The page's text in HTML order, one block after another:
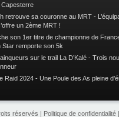
retrouve sa couronne au MRT -
un 2ème MRT !
son 1er titre de championne de
Star remporte son 5k
sur le trail La D’Kalé - Trois
Raid 2024 - Une Poule des As pleine
réservés | Politique de confidentialité |